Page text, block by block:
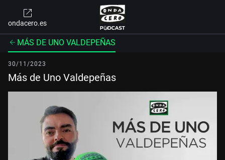
ondacero.es
MÁS DE UNO VALDEPEÑAS
30/11/2023
Más de Uno Valdepeñas